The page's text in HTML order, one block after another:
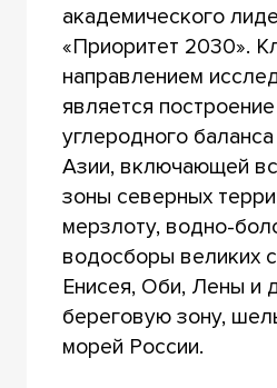
академического
«Приоритет 2030».
направлением
является
углеродного
Азии, включающей
зоны северных
мерзлоту, водно-
водосборы великих
Енисея, Оби, Лены и
береговую зону,
морей России.